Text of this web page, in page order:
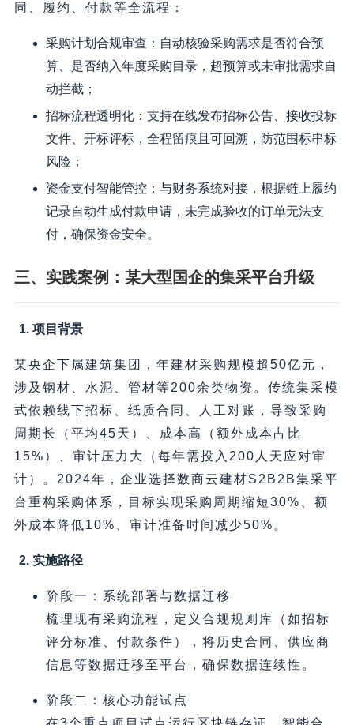
同、履约、付款等全流程：
采购计划合规审查：自动核验采购需求是否符合预
算、是否纳入年度采购目录，超预算或未审批需求自
动拦截；
招标流程透明化：支持在线发布招标公告、接收投标
文件、开标评标，全程留痕且可回溯，防范围标串标
风险；
资金支付智能管控：与财务系统对接，根据链上履约
记录自动生成付款申请，未完成验收的订单无法支
付，确保资金安全。
三、实践案例：某大型国企的集采平台升级
1. 项目背景
某央企下属建筑集团，年建材采购规模超50亿元，
涉及钢材、水泥、管材等200余类物资。传统集采模
式依赖线下招标、纸质合同、人工对账，导致采购
周期长（平均45天）、成本高（额外成本占比
15%）、审计压力大（每年需投入200人天应对审
计）。2024年，企业选择数商云建材S2B2B集采平
台重构采购体系，目标实现采购周期缩短30%、额
外成本降低10%、审计准备时间减少50%。
2. 实施路径
阶段一：系统部署与数据迁移
梳理现有采购流程，定义合规规则库（如招标
评分标准、付款条件），将历史合同、供应商
信息等数据迁移至平台，确保数据连续性。
阶段二：核心功能试点